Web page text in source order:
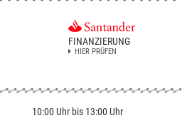
FINANZIERUNG
HIER PRÜFEN
10:00 Uhr bis 13:00 Uhr